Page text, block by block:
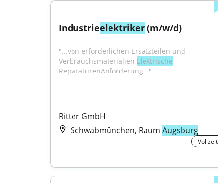
Industrieelektriker (m/w/d)
"...von erforderlichen Ersatzteilen und
Verbrauchsmaterialien Elektrische
ReparaturenAnforderung..."
Ritter GmbH
Schwabmünchen, Raum Augsburg
Vollzeit